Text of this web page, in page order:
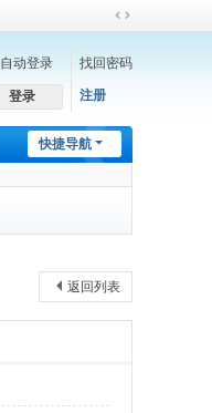
切
换
到
自动登录 找回密码
登录 注册
快捷导航
返回列表